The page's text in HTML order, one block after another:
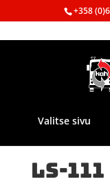
+358
Valitse sivu
LS-111